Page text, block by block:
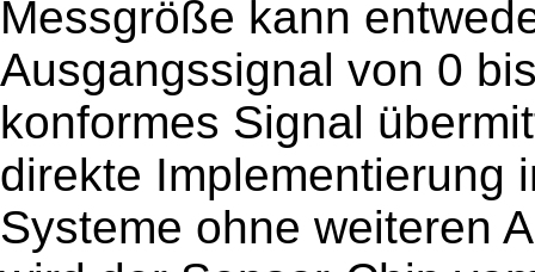
Messgröße kann
Ausgangssignal von 0
konformes Signal
direkte Implementierung
Systeme ohne weiteren